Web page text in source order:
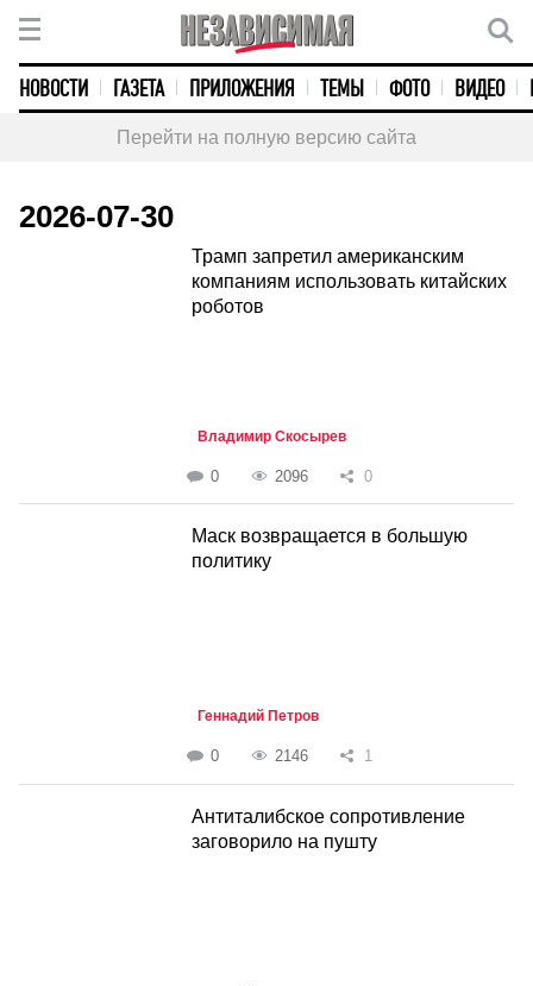
НОВОСТИ ГАЗЕТА ПРИЛОЖЕНИЯ ТЕМЫ ФОТО ВИДЕО
Перейти на полную версию сайта
2026-07-30
Трамп запретил американским
компаниям использовать китайских
роботов
Владимир Скосырев
0 2096 0
Маск возвращается в большую
политику
Геннадий Петров
0 2146 1
Антиталибское сопротивление
заговорило на пушту